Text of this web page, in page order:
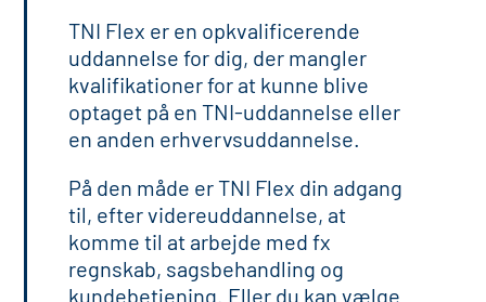
TNI Flex er en opkvalificerende
uddannelse for dig, der mangler
kvalifikationer for at kunne blive
optaget på en TNI-uddannelse eller
en anden erhvervsuddannelse.
På den måde er TNI Flex din adgang
til, efter videreuddannelse, at
komme til at arbejde med fx
regnskab, sagsbehandling og
kundebetjening. Eller du kan vælge